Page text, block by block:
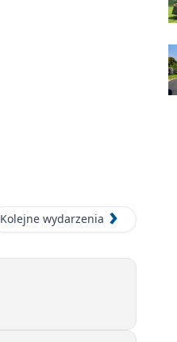
Kolejne wydarzenia